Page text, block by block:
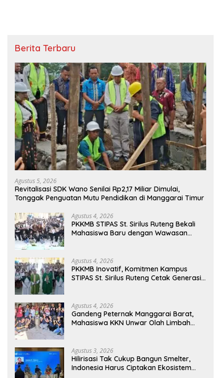
Berita Terbaru
Agustus 5, 2026
Revitalisasi SDK Wano Senilai Rp2,17 Miliar Dimulai,
Tonggak Penguatan Mutu Pendidikan di Manggarai Timur
Agustus 4, 2026
PKKMB STIPAS St. Sirilus Ruteng Bekali
Mahasiswa Baru dengan Wawasan
Agustus 4, 2026
PKKMB Inovatif, Komitmen Kampus
STIPAS St. Sirilus Ruteng Cetak Generasi
Agustus 4, 2026
Gandeng Peternak Manggarai Barat,
Mahasiswa KKN Unwar Olah Limbah
Agustus 3, 2026
Hilirisasi Tak Cukup Bangun Smelter,
Indonesia Harus Ciptakan Ekosistem